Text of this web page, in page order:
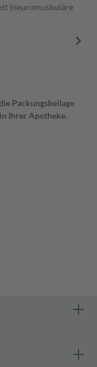
(neuromuskuläre
Packungsbeilage
Ihrer Apotheke.